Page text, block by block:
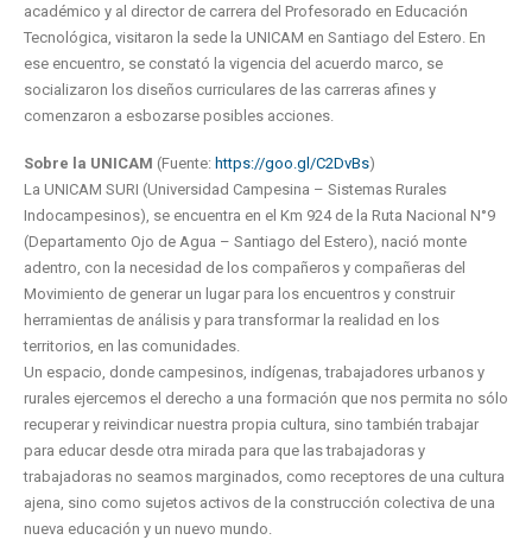
académico y al director de carrera del Profesorado en Educación
Tecnológica, visitaron la sede la UNICAM en Santiago del Estero. En
ese encuentro, se constató la vigencia del acuerdo marco, se
socializaron los diseños curriculares de las carreras afines y
comenzaron a esbozarse posibles acciones.
Sobre la UNICAM (Fuente: https://goo.gl/C2DvBs)
La UNICAM SURI (Universidad Campesina – Sistemas Rurales
Indocampesinos), se encuentra en el Km 924 de la Ruta Nacional N°9
(Departamento Ojo de Agua – Santiago del Estero), nació monte
adentro, con la necesidad de los compañeros y compañeras del
Movimiento de generar un lugar para los encuentros y construir
herramientas de análisis y para transformar la realidad en los
territorios, en las comunidades.
Un espacio, donde campesinos, indígenas, trabajadores urbanos y
rurales ejercemos el derecho a una formación que nos permita no sólo
recuperar y reivindicar nuestra propia cultura, sino también trabajar
para educar desde otra mirada para que las trabajadoras y
trabajadoras no seamos marginados, como receptores de una cultura
ajena, sino como sujetos activos de la construcción colectiva de una
nueva educación y un nuevo mundo.